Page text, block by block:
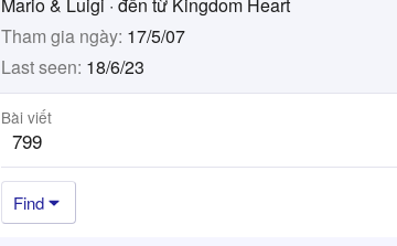
Tham gia ngày 17/5/07
Last seen 18/6/23
Bài viết
799
Find